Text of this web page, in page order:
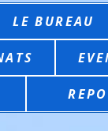
LE BUREAU